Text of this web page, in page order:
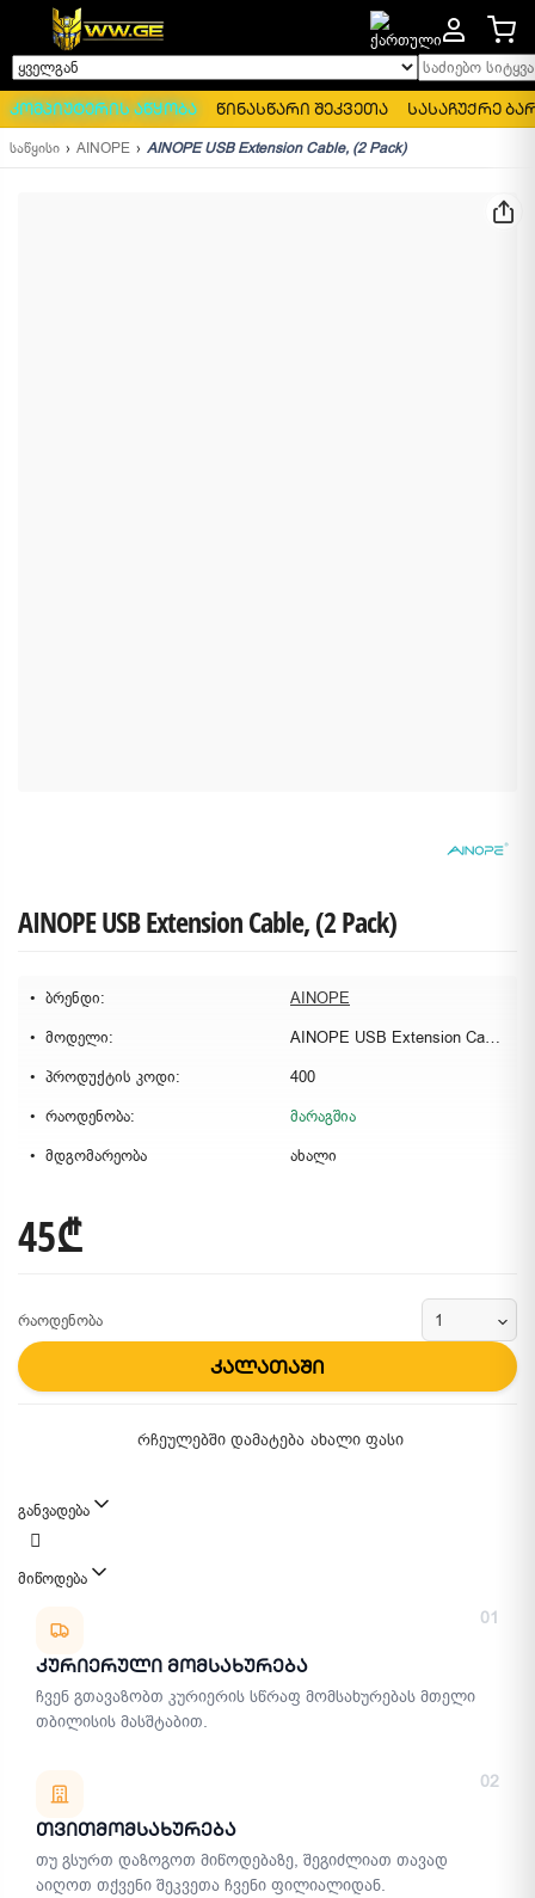
ყველგან საძიებო
კომპიუტერის აწყობა წინასწარი შეკვეთა სასაჩუქრე
საწყისი AINOPE AINOPE USB Extension Cable, (2 Pack)
AINOPE USB Extension Cable, (2 Pack)
ბრენდი:
AINOPE
მოდელი:
AINOPE USB Extension Cable, (2 Pack)
პროდუქტის კოდი:
400
რაოდენობა:
მარაგშია
მდგომარეობა
ახალი
45₾
რაოდენობა
კალათაში
რჩეულებში დამატება ახალი ფასი
განვადება
მიწოდება
01
Კურიერული Მომსახურება
ჩვენ გთავაზობთ კურიერის სწრაფ მომსახურებას მთელი
თბილისის მასშტაბით.
02
Თვითმომსახურება
თუ გსურთ დაზოგოთ მიწოდებაზე, შეგიძლიათ თავად
აიღოთ თქვენი შეკვეთა ჩვენი ფილიალიდან.